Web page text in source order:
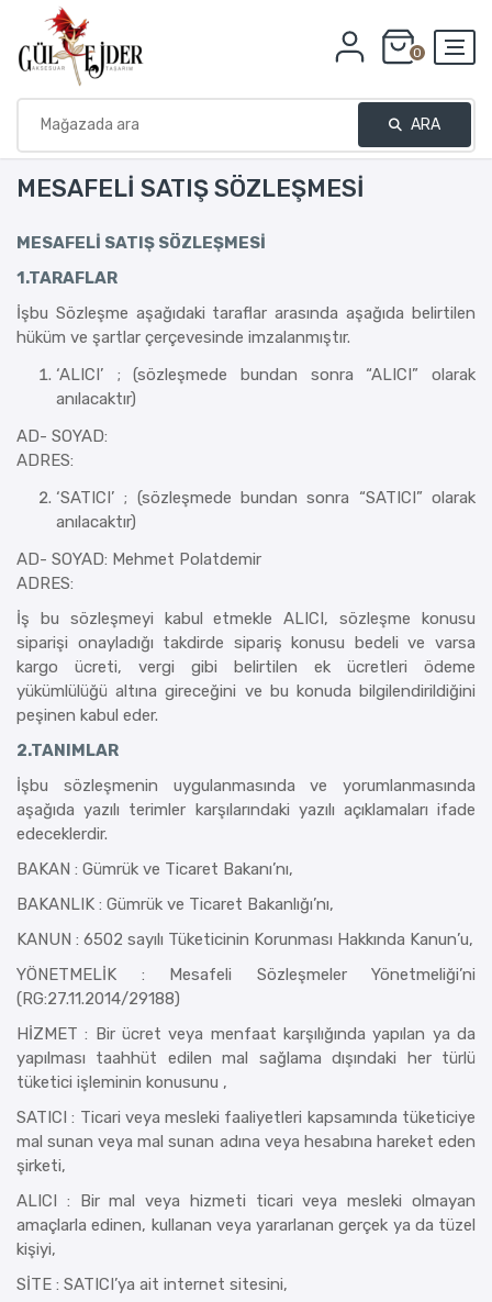
0
ARA
MESAFELI SATIŞ SÖZLEŞMESI
MESAFELİ SATIŞ SÖZLEŞMESİ
1.TARAFLAR
İşbu Sözleşme aşağıdaki taraflar arasında aşağıda belirtilen
hüküm ve şartlar çerçevesinde imzalanmıştır.
‘ALICI’ ; (sözleşmede bundan sonra “ALICI” olarak
anılacaktır)
AD- SOYAD:
ADRES:
‘SATICI’ ; (sözleşmede bundan sonra “SATICI” olarak
anılacaktır)
AD- SOYAD: Mehmet Polatdemir
ADRES:
İş bu sözleşmeyi kabul etmekle ALICI, sözleşme konusu
siparişi onayladığı takdirde sipariş konusu bedeli ve varsa
kargo ücreti, vergi gibi belirtilen ek ücretleri ödeme
yükümlülüğü altına gireceğini ve bu konuda bilgilendirildiğini
peşinen kabul eder.
2.TANIMLAR
İşbu sözleşmenin uygulanmasında ve yorumlanmasında
aşağıda yazılı terimler karşılarındaki yazılı açıklamaları ifade
edeceklerdir.
BAKAN : Gümrük ve Ticaret Bakanı’nı,
BAKANLIK : Gümrük ve Ticaret Bakanlığı’nı,
KANUN : 6502 sayılı Tüketicinin Korunması Hakkında Kanun’u,
YÖNETMELİK : Mesafeli Sözleşmeler Yönetmeliği’ni
(RG:27.11.2014/29188)
HİZMET : Bir ücret veya menfaat karşılığında yapılan ya da
yapılması taahhüt edilen mal sağlama dışındaki her türlü
tüketici işleminin konusunu ,
SATICI : Ticari veya mesleki faaliyetleri kapsamında tüketiciye
mal sunan veya mal sunan adına veya hesabına hareket eden
şirketi,
ALICI : Bir mal veya hizmeti ticari veya mesleki olmayan
amaçlarla edinen, kullanan veya yararlanan gerçek ya da tüzel
kişiyi,
SİTE : SATICI’ya ait internet sitesini,